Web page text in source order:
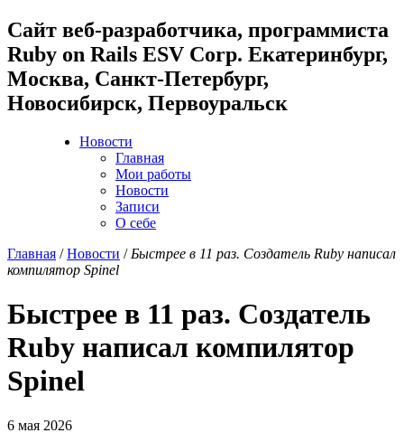
Cайт веб-разработчика, программиста
Ruby on Rails ESV Corp. Екатеринбург,
Москва, Санкт-Петербург,
Новосибирск, Первоуральск
Новости
Главная
Мои работы
Новости
Записи
О себе
Главная /Новости / Быстрее в 11 раз. Создатель Ruby написал
компилятор Spinel
Быстрее в 11 раз. Создатель
Ruby написал компилятор
Spinel
6 мая 2026